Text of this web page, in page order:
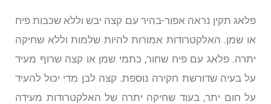
פלאג תקין נראה אפור-בהיר עם קצה יבש וללא שכבות פיח
או שמן. האלקטרודות אמורות להיות שלמות וללא שחיקה
יתרה. פלאג עם פיח שחור, כתמי שמן או קצה שרוף מעיד
על בעיה שדורשת חקירה נוספת. קצה לבן מדי יכול להעיד
על חום יתר, בעוד שחיקה יתרה של האלקטרודות מעידה